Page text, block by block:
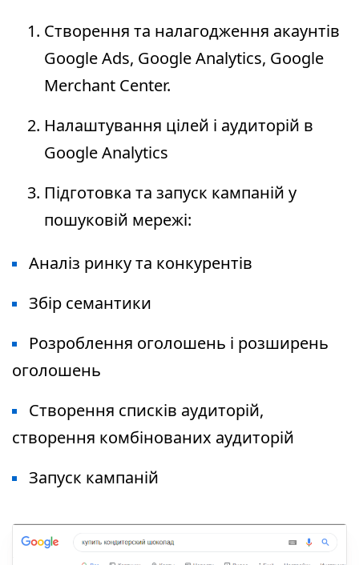
Створення та налагодження акаунтів
Google Ads, Google Analytics, Google
Merchant Center.
Налаштування цілей і аудиторій в
Google Analytics
Підготовка та запуск кампаній у
пошуковій мережі:
Аналіз ринку та конкурентів
Збір семантики
Розроблення оголошень і розширень
оголошень
Створення списків аудиторій,
створення комбінованих аудиторій
Запуск кампаній